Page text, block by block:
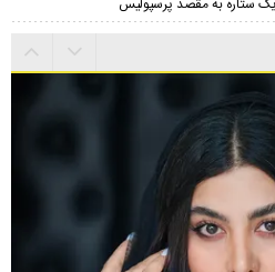
ستاره به مقصد پرسپولیس